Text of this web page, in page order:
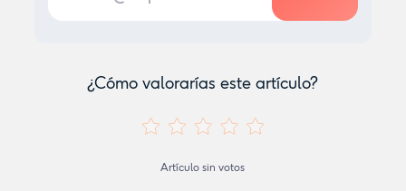
¿Cómo valorarías este artículo?
Artículo sin votos